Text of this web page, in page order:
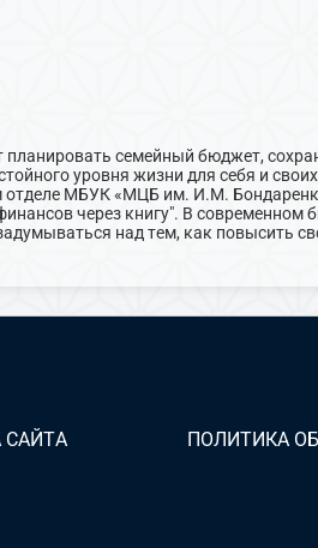
семейный бюджет,
уровня жизни для себя и
отделе МБУК «МЦБ им. И.М.
через книгу". В
над тем, как повысить
САЙТА ПОЛИТИКА